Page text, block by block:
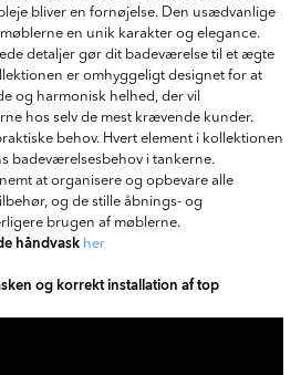
bliver en fornøjelse. Den usædvanlige
en unik karakter og elegance.
detaljer gør dit badeværelse til et ægte
er omhyggeligt designet for at
og harmonisk helhed, der vil
hos selv de mest krævende kunder.
behov. Hvert element i kollektionen
badeværelsesbehov i tankerne.
at organisere og opbevare alle
og de stille åbnings- og
brugen af møblerne.
håndvask her
og korrekt installation af top